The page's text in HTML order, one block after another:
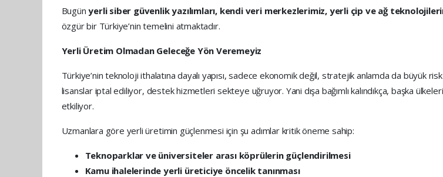
Bugünyerli siber güvenlik yazılımları, kendi veri merkezlerimiz, yerli çip ve ağ
özgür bir Türkiye’nin temelini atmaktadır.
Yerli Üretim Olmadan Geleceğe Yön Veremeyiz
Türkiye’nin teknoloji ithalatına dayalı yapısı, sadece ekonomik değil, stratejik anlamda da büyük
lisanslar iptal ediliyor, destek hizmetleri sekteye uğruyor. Yani dışa bağımlı kalındıkça, başka
etkiliyor.
Uzmanlara göre yerli üretimin güçlenmesi için şu adımlar kritik öneme sahip:
Teknoparklar ve üniversiteler arası köprülerin güçlendirilmesi
Kamu ihalelerinde yerli üreticiye öncelik tanınması